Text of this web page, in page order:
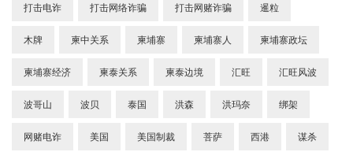
打击电诈 打击网络诈骗 打击网赌诈骗 暹粒
木牌 柬中关系 柬埔寨 柬埔寨人 柬埔寨政坛
柬埔寨经济 柬泰关系 柬泰边境 汇旺 汇旺风波
波哥山 波贝 泰国 洪森 洪玛奈 绑架
网赌电诈 美国 美国制裁 菩萨 西港 谋杀